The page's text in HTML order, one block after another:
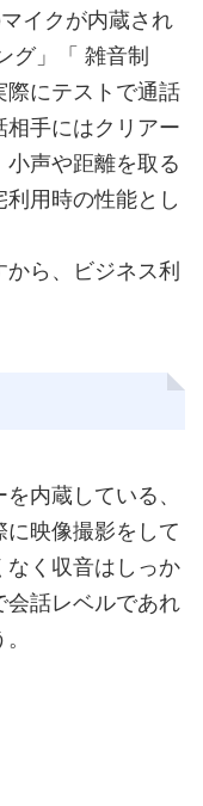
イクが内蔵され
グ」「 雑音制
際にテストで通話
相手にはクリアー
声や距離を取る
用時の性能とし
ら、ビジネス利
内蔵している、
映像撮影をして
なく収音はしっか
会話レベルであれ